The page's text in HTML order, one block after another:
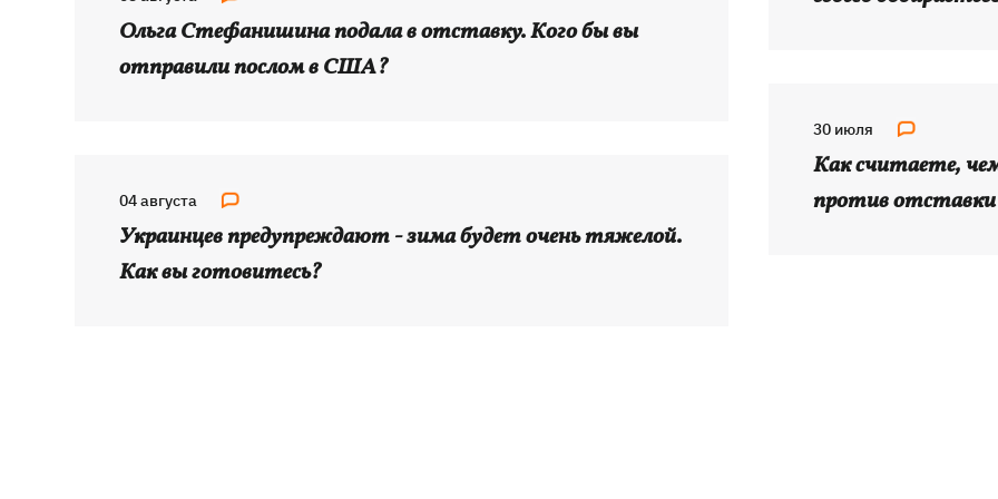
Крыму
Навроцкий в годовщину своего
Ольга Стефанишина подала в отставку. Кого бы вы
отправили послом в США?
04 августа
Украинцев предупреждают - зима будет очень тяжелой.
Как вы готовитесь?
30 июля
Как считаете,
против отставки